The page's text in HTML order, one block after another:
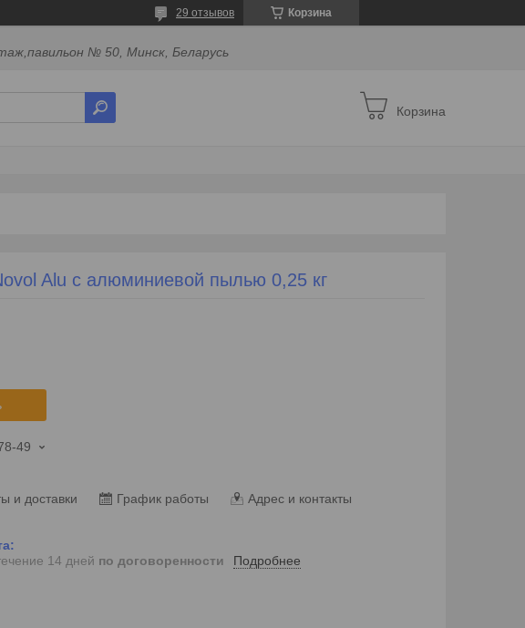
Корзина
29 отзывов
№ 50, Минск, Беларусь
Корзина
Alu с алюминиевой пылью 0,25 кг
49
и доставки График работы Адрес и контакты
14 дней по договоренности Подробнее